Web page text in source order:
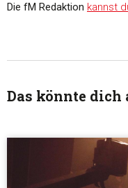
Die fM Redaktion kannst
Das könnte dich